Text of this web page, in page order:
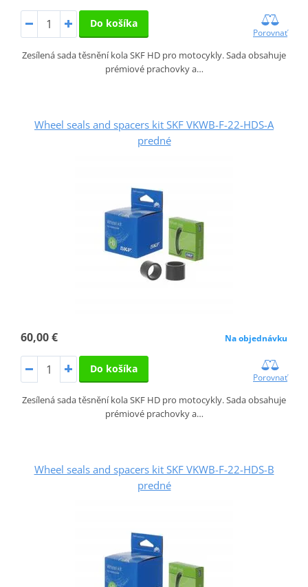
Do košíka
Porovnať
Zesílená sada těsnění kola SKF HD pro motocykly. Sada obsahuje
prémiové prachovky a…
Wheel seals and spacers kit SKF VKWB-F-22-HDS-A
predné
60,00 € Na objednávku
Do košíka
Porovnať
Zesílená sada těsnění kola SKF HD pro motocykly. Sada obsahuje
prémiové prachovky a…
Wheel seals and spacers kit SKF VKWB-F-22-HDS-B
predné